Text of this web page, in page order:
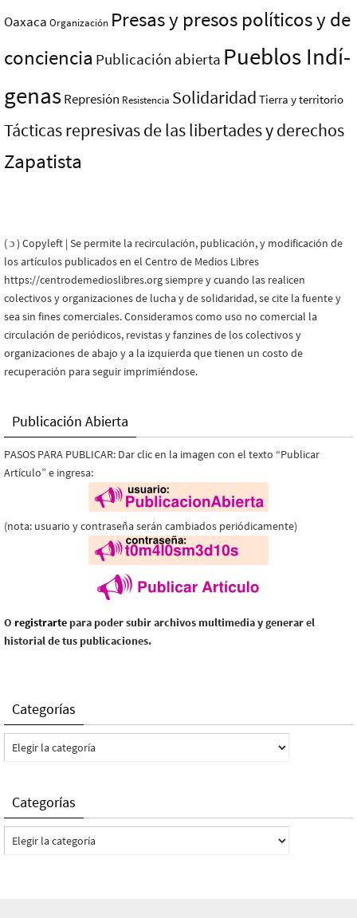
Oaxaca Organización Presas y presos polí­ticos y de
conciencia Publicación abierta Pueblos Indí­
genasRepresión Resistencia Solidaridad Tierra y territorio
Tácticas represivas de las libertades y derechos
Zapatista
( ɔ ) Copyleft | Se permite la recirculación, publicación, y modificación de
los artículos publicados en el Centro de Medios Libres
https://centrodemedioslibres.org siempre y cuando las realicen
colectivos y organizaciones de lucha y de solidaridad, se cite la fuente y
sea sin fines comerciales. Consideramos como uso no comercial la
circulación de periódicos, revistas y fanzines de los colectivos y
organizaciones de abajo y a la izquierda que tienen un costo de
recuperación para seguir imprimiéndose.
Publicación Abierta
PASOS PARA PUBLICAR: Dar clic en la imagen con el texto “Publicar
Artículo” e ingresa:
(nota: usuario y contraseña serán cambiados periódicamente)
O registrarte para poder subir archivos multimedia y generar el
historial de tus publicaciones.
Categorías
Categorías
Categorías
Categorías